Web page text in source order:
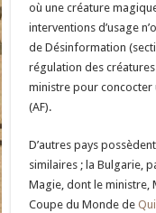
où une créature
interventions d’usage
deDésinformation
régulation des
ministre pour concocter
(AF).
D’autres pays
similaires ; la Bulgarie,
Magie, dont le ministre,
Coupe du Monde de